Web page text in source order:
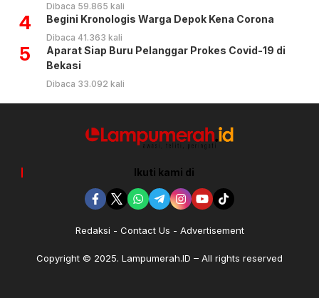
Dibaca 59.865 kali
4 Begini Kronologis Warga Depok Kena Corona
Dibaca 41.363 kali
5
Aparat Siap Buru Pelanggar Prokes Covid-19 di
Bekasi
Dibaca 33.092 kali
Ikuti kami di
Redaksi Contact Us Advertisement
Copyright © 2025. Lampumerah.ID – All rights reserved